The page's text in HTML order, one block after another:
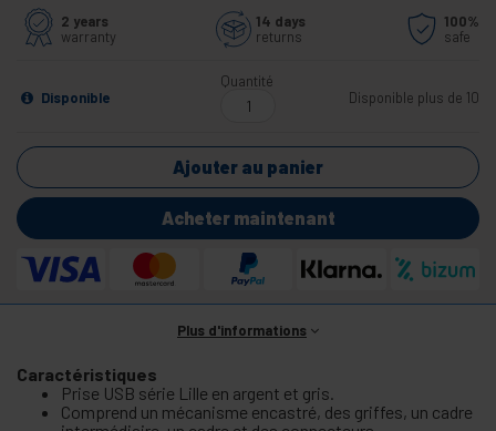
2 years
warranty
14 days
returns
100%
safe
Disponible
Quantité
Disponible plus de 10
Ajouter au panier
Acheter maintenant
Plus d'informations
Caractéristiques
Prise USB série Lille en argent et gris.
Comprend un mécanisme encastré, des griffes, un cadre